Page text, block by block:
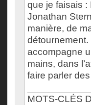
que je faisais :
Jonathan
manière, de
accompagne
mains, dans
faire parler
MOTS-CLÉS